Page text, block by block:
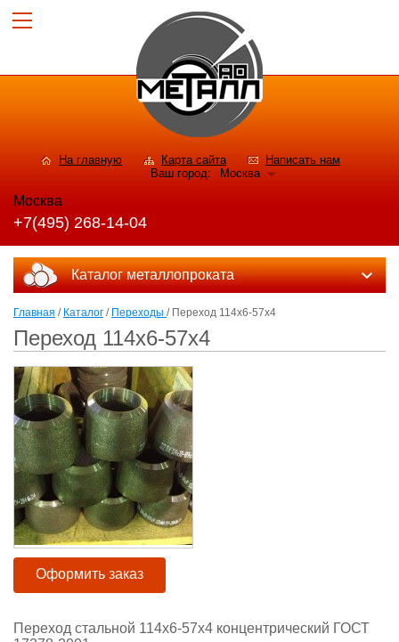
На главную Карта сайта
Написать нам
Ваш город:
Москва
Москва
+7(495) 268-14-04
Каталог металлопроката
Главная / Каталог / Переходы / Переход 114х6-57х4
Переход 114х6-57х4
Оформить заказ
Переход стальной 114х6-57х4 концентрический ГОСТ